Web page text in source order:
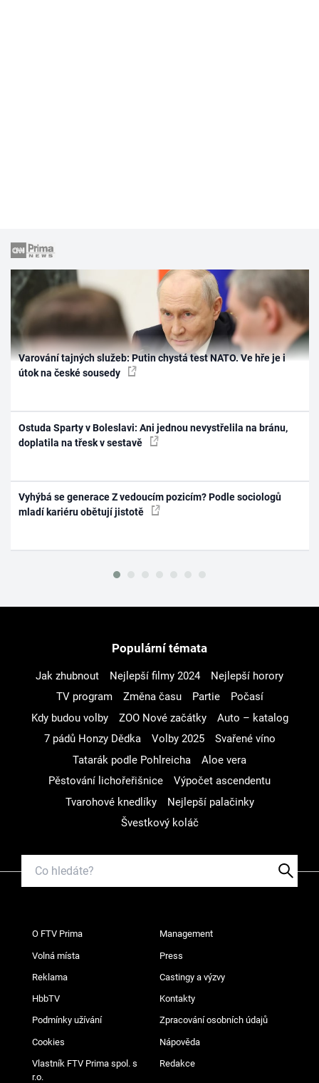
Varování tajných služeb: Putin chystá test NATO. Ve hře je i
útok na české sousedy
Ostuda Sparty v Boleslavi: Ani jednou nevystřelila na bránu,
doplatila na třesk v sestavě
Vyhýbá se generace Z vedoucím pozicím? Podle sociologů
mladí kariéru obětují jistotě
Populární témata
Jak zhubnout Nejlepší filmy 2024
Nejlepší horory
TV program
Změna času Partie
Počasí
Kdy budou volby
ZOO Nové začátky
Auto – katalog
7 pádů Honzy Dědka
Volby 2025
Svařené víno
Tatarák podle Pohlreicha
Aloe vera
Pěstování lichořeřišnice
Výpočet ascendentu
Tvarohové knedlíky
Nejlepší palačinky
Švestkový koláč
O FTV Prima Management
Volná místa Press
Reklama Castingy a výzvy
HbbTV Kontakty
Podmínky užívání Zpracování osobních údajů
Cookies Nápověda
Vlastník FTV Prima spol. s
r.o.
Redakce